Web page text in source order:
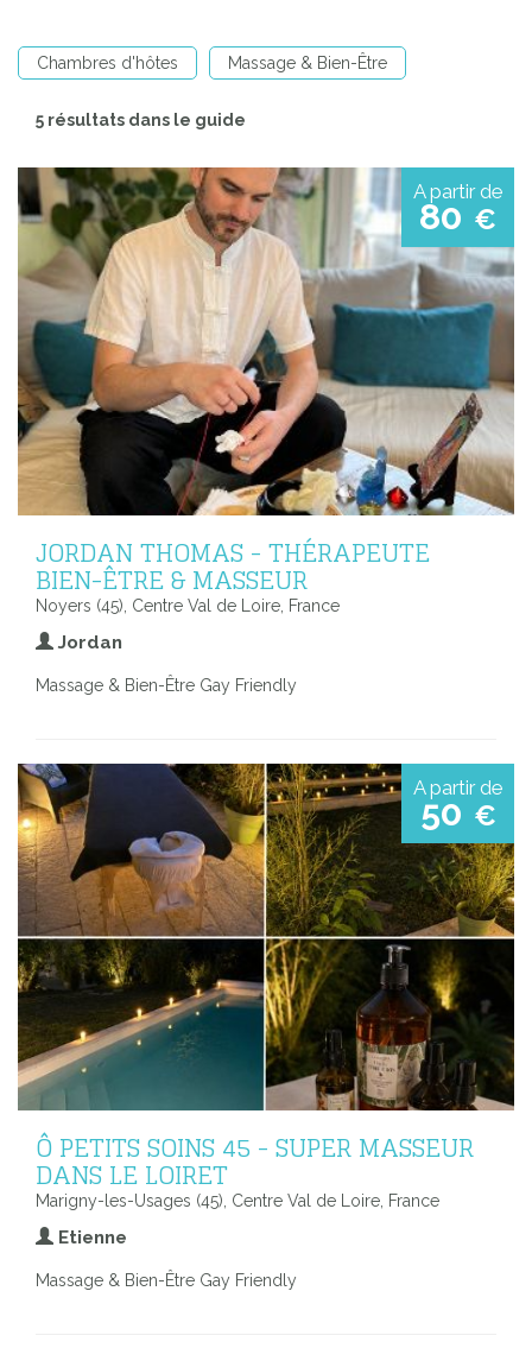
Chambres d'hôtes Massage & Bien-Être
5 résultats dans le guide
A partir de
80 €
JORDAN THOMAS - THÉRAPEUTE
BIEN-ÊTRE & MASSEUR
Noyers (45), Centre Val de Loire, France
Jordan
Massage & Bien-Être Gay Friendly
A partir de
50 €
Ô PETITS SOINS 45 - SUPER MASSEUR
DANS LE LOIRET
Marigny-les-Usages (45), Centre Val de Loire, France
Etienne
Massage & Bien-Être Gay Friendly